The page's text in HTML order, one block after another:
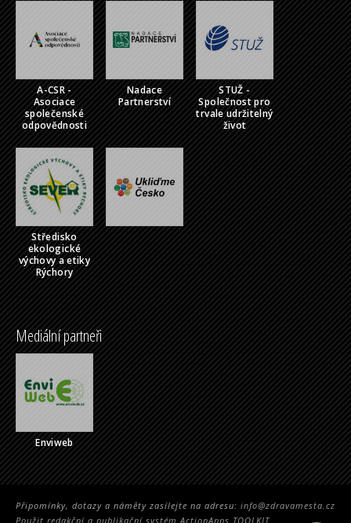
A-CSR -
Asociace
společenské
odpovědnosti
Nadace
Partnerství
STUŽ -
Společnost pro
trvale udržitelný
život
Středisko
ekologické
výchovy a etiky
Rýchory
Mediální partneři
Enviweb
Připomínky, dotazy a náměty zasílejte na adresu: info@zdravamesta.cz
Použit redakční a publikační systém ActionApps TOOLKIT